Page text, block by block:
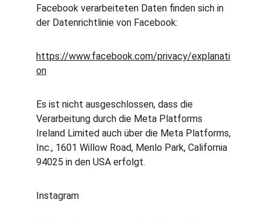
Facebook verarbeiteten Daten finden sich in
der Datenrichtlinie von Facebook:
https://www.facebook.com/privacy/explanati
on
Es ist nicht ausgeschlossen, dass die
Verarbeitung durch die Meta Platforms
Ireland Limited auch über die Meta Platforms,
Inc., 1601 Willow Road, Menlo Park, California
94025 in den USA erfolgt.
Instagram